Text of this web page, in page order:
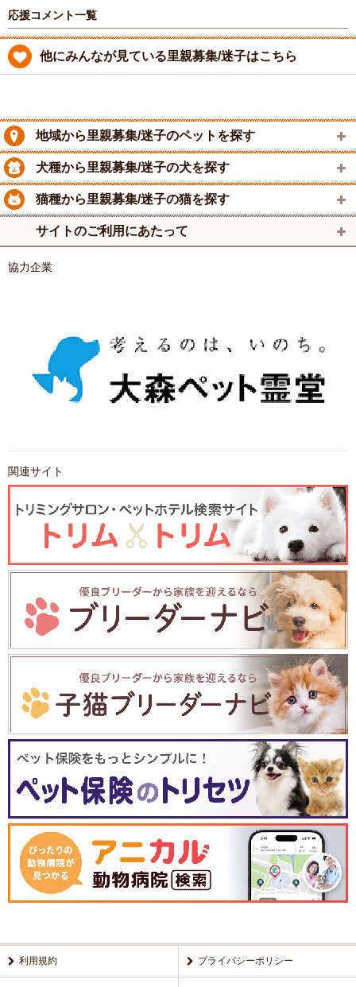
応援コメント一覧
他にみんなが見ている里親募集/迷子はこちら
地域から里親募集/迷子のペットを探す
犬種から里親募集/迷子の犬を探す
猫種から里親募集/迷子の猫を探す
サイトのご利用にあたって
協力企業
関連サイト
利用規約 プライバシーポリシー